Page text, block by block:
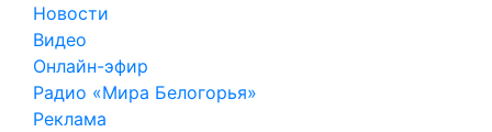
Новости
Видео
Онлайн-эфир
Радио «Мира Белогорья»
Реклама